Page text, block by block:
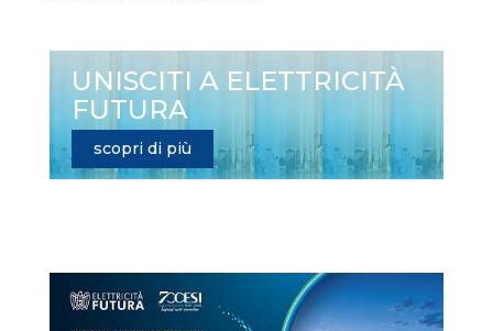
UNISCITI A ELETTRICITÀ
FUTURA
scopri di più